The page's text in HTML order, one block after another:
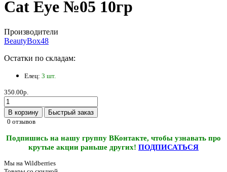
Cat Eye №05 10гр
Производители
BeautyBox48
Остатки по складам:
Елец: 3 шт.
350.00р.
В корзину
Быстрый заказ
0 отзывов
Подпишись на нашу группу ВКонтакте, чтобы узнавать про
крутые акции раньше других! ПОДПИСАТЬСЯ
Мы на Wildberries